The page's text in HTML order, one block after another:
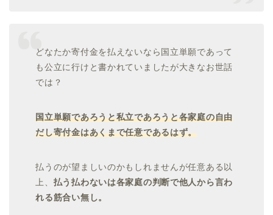
どなたか寄付金を払えないなら国立単願であって
も公立に行けと書かれていましたが大きなお世話
では？
国立単願であろうと私立であろうと各家庭の自由
だし寄付金はあくまで任意であるはず。
払うのが望ましいのかもしれませんが任意ある以
上、 払う払わないは各家庭の判断で他人から言わ
れる筋合い無し。